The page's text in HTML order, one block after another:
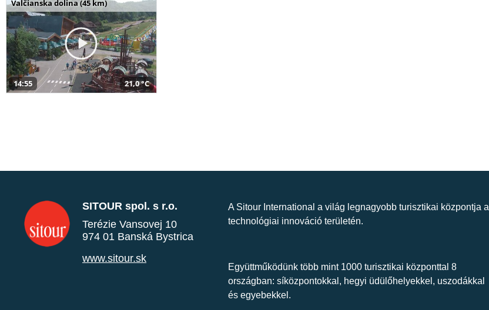
Valčianska dolina (45 km)
14:55 21,0 °C
SITOUR spol. s r.o.
Terézie Vansovej 10
974 01 Banská Bystrica
www.sitour.sk
A Sitour International a világ legnagyobb turisztikai központja a
technológiai innováció területén.
Együttműködünk több mint 1000 turisztikai központtal 8
országban: síközpontokkal, hegyi üdülőhelyekkel, uszodákkal
és egyebekkel.